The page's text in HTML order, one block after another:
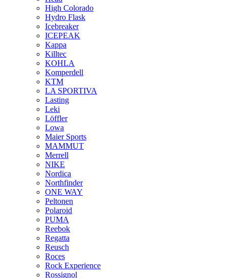
High Colorado
Hydro Flask
Icebreaker
ICEPEAK
Kappa
Killtec
KOHLA
Komperdell
KTM
LA SPORTIVA
Lasting
Leki
Löffler
Lowa
Maier Sports
MAMMUT
Merrell
NIKE
Nordica
Northfinder
ONE WAY
Peltonen
Polaroid
PUMA
Reebok
Regatta
Reusch
Roces
Rock Experience
Rossignol